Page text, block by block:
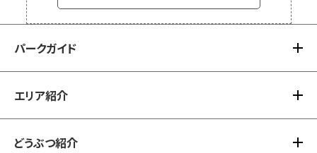
パークガイド
パークガイド TOP
エリア紹介
エリア紹介 TOP
どうぶつ紹介